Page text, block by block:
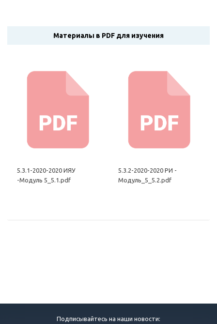
Материалы в PDF для изучения
5.3.1-2020-2020 ИЯУ
-Модуль 5_5.1.pdf
5.3.2-2020-2020 РИ -
Модуль_5_5.2.pdf
Подписывайтесь на наши новости: